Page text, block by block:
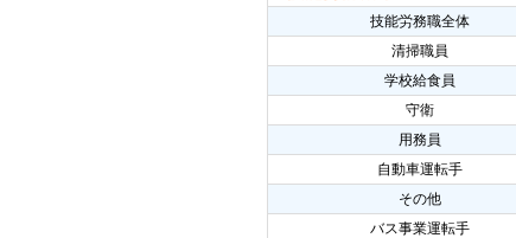
技能労務職全体
清掃職員
学校給食員
守衛
用務員
自動車運転手
その他
バス事業運転手